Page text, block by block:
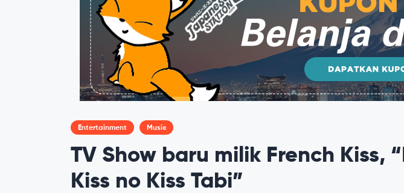
Entertainment Music
TV Show baru milik French Kiss,
Kiss no Kiss Tabi”